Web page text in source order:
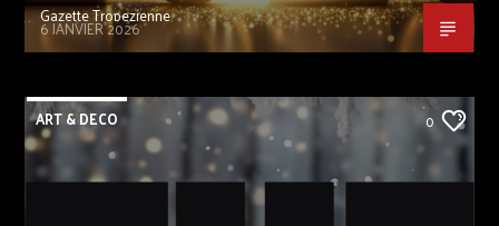
Gazette Tropezienne
6 JANVIER 2026
ART & DECO 0